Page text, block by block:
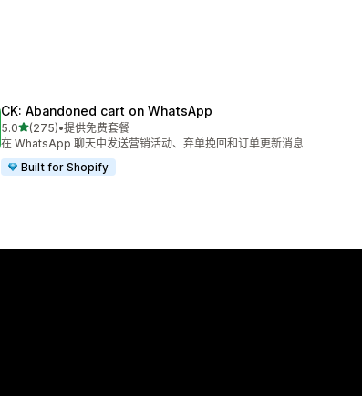
CK: Abandoned cart on WhatsApp
5.0星（满分 5 星）
(275)
总共 275 条评论
•提供免费套餐
在 WhatsApp 聊天中发送营销活动、弃单挽回和订单更新消息
Built for Shopify